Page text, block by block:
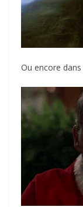
Ou encore dans